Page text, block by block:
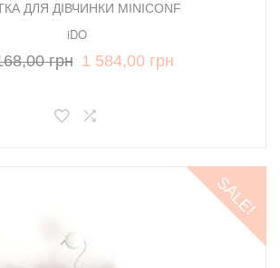
ДЛЯ ДІВЧИНКИ MINICONF
iDO
грн 1 584,00 грн
SALE!